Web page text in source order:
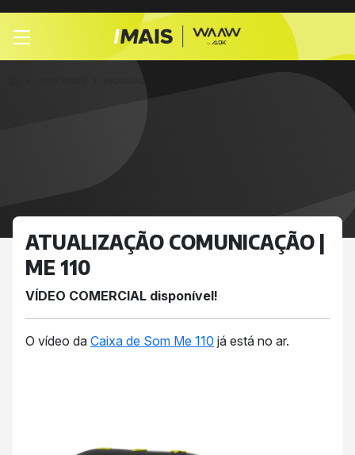
ATUALIZAÇÃO COMUNICAÇÃO |
ME 110
VÍDEO COMERCIAL disponível!
O vídeo da Caixa de Som Me 110 já está no ar.